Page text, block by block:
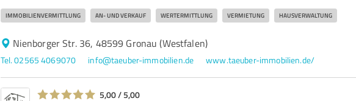
IMMOBILIENVERMITTLUNG AN- UND VERKAUF WERTERMITTLUNG VERMIETUNG HAUSVERWALTUNG
Nienborger Str. 36, 48599 Gronau (Westfalen)
Tel. 02565 4069070 info@taeuber-immobilien.de www.taeuber-immobilien.de/
5,00 / 5,00